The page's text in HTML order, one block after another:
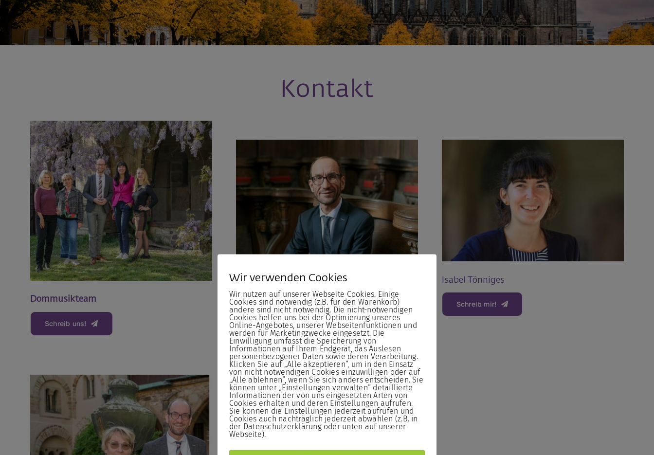
Kontakt
Dommusikteam
Schreib uns!
Christian Otto
Schreib mir!
Isabel Tönniges
Schreib mir!
Wir verwenden Cookies
Wir nutzen auf unserer Webseite Cookies. Einige
Cookies sind notwendig (z.B. für den Warenkorb)
andere sind nicht notwendig. Die nicht-notwendigen
Cookies helfen uns bei der Optimierung unseres
Online-Angebotes, unserer Webseitenfunktionen und
werden für Marketingzwecke eingesetzt. Die
Einwilligung umfasst die Speicherung von
Informationen auf Ihrem Endgerät, das Auslesen
personenbezogener Daten sowie deren Verarbeitung.
Klicken Sie auf „Alle akzeptieren“, um in den Einsatz
von nicht notwendigen Cookies einzuwilligen oder auf
„Alle ablehnen“, wenn Sie sich anders entscheiden. Sie
können unter „Einstellungen verwalten“ detaillierte
Informationen der von uns eingesetzten Arten von
Cookies erhalten und deren Einstellungen aufrufen.
Sie können die Einstellungen jederzeit aufrufen und
Cookies auch nachträglich jederzeit abwählen (z.B. in
der Datenschutzerklärung oder unten auf unserer
Webseite).